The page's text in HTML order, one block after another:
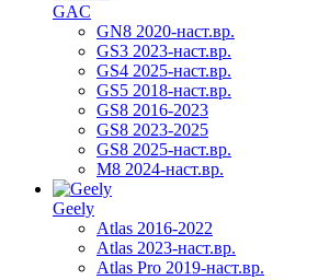
GAC
GN8 2020-наст.вр.
GS3 2023-наст.вр.
GS4 2025-наст.вр.
GS5 2018-наст.вр.
GS8 2016-2023
GS8 2023-2025
GS8 2025-наст.вр.
M8 2024-наст.вр.
Geely
Atlas 2016-2022
Atlas 2023-наст.вр.
Atlas Pro 2019-наст.вр.